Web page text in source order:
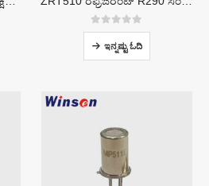
05 ರಲ್ಲಿ
ಇನ್ನಷ್ಟು ಓದಿ